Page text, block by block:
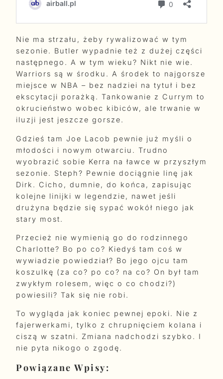
Nie ma strzału, żeby rywalizować w tym
sezonie. Butler wypadnie też z dużej części
następnego. A w tym wieku? Nikt nie wie.
Warriors są w środku. A środek to najgorsze
miejsce w NBA – bez nadziei na tytuł i bez
ekscytacji porażką. Tankowanie z Currym to
okrucieństwo wobec kibiców, ale trwanie w
iluzji jest jeszcze gorsze.
Gdzieś tam Joe Lacob pewnie już myśli o
młodości i nowym otwarciu. Trudno
wyobrazić sobie Kerra na ławce w przyszłym
sezonie. Steph? Pewnie dociągnie linę jak
Dirk. Cicho, dumnie, do końca, zapisując
kolejne linijki w legendzie, nawet jeśli
drużyna będzie się sypać wokół niego jak
stary most.
Przecież nie wymienią go do rodzinnego
Charlotte? Bo po co? Kiedyś tam coś w
wywiadzie powiedział? Bo jego ojcu tam
koszulkę (za co? po co? na co? On był tam
zwykłym rolesem, więc o co chodzi?)
powiesili? Tak się nie robi.
To wygląda jak koniec pewnej epoki. Nie z
fajerwerkami, tylko z chrupnięciem kolana i
ciszą w szatni. Zmiana nadchodzi szybko. I
nie pyta nikogo o zgodę.
Powiązane Wpisy: